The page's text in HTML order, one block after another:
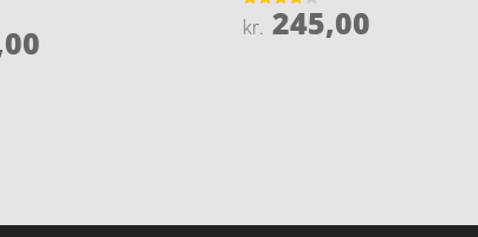
Vurderet
4.1
kr. 245,00